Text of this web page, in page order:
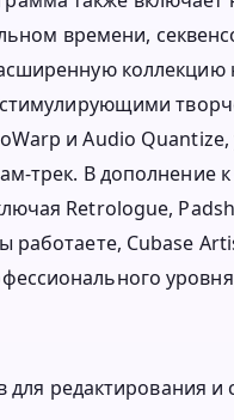
времени,
и Audio
трек. В
Retrologue,
работаете, Cubase
редактирования и